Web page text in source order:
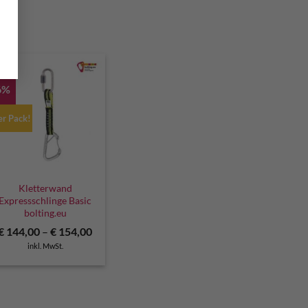
Pack!
Kletterwand
Expressschlinge Basic
bolting.eu
144,00 –€ 154,00
inkl. MwSt.